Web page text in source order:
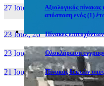
27 Ιουν, 26
Αξιολογικός
απόσπαση ενός (1)
23 Ιουλ, 26 Πίνακες επιτυχόντων
23 Ιουλ, 26 Ολοκλήρωση
21 Ιουλ, 26 Πίνακας δεκτών